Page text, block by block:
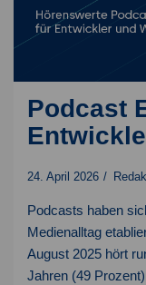
Podcast
24. April 2026
Podcasts haben
Medienalltag
August 2025 hört
Jahren (49